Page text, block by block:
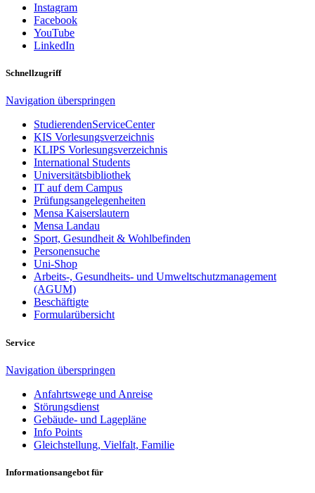
Instagram
Facebook
YouTube
LinkedIn
Schnellzugriff
Navigation überspringen
StudierendenServiceCenter
KIS Vorlesungsverzeichnis
KLIPS Vorlesungsverzeichnis
International Students
Universitätsbibliothek
IT auf dem Campus
Prüfungsangelegenheiten
Mensa Kaiserslautern
Mensa Landau
Sport, Gesundheit & Wohlbefinden
Personensuche
Uni-Shop
Arbeits-, Gesundheits- und Umweltschutzmanagement
(AGUM)
Beschäftigte
Formularübersicht
Service
Navigation überspringen
Anfahrtswege und Anreise
Störungsdienst
Gebäude- und Lagepläne
Info Points
Gleichstellung, Vielfalt, Familie
Informationsangebot für